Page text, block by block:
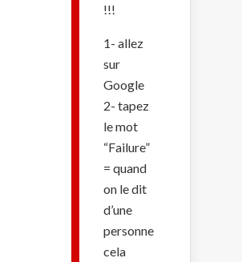
!!!
1- allez
sur
Google
2- tapez
le mot
“Failure”
= quand
on le dit
d’une
personne
cela